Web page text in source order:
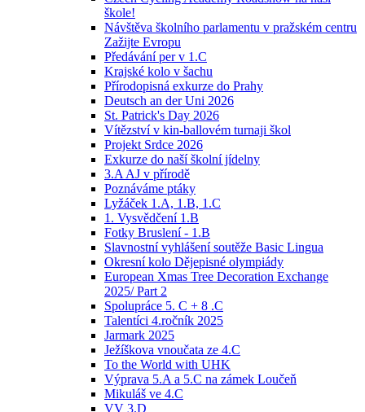
škole!
Návštěva školního parlamentu v pražském centru
Zažijte Evropu
Předávání per v 1.C
Krajské kolo v šachu
Přírodopisná exkurze do Prahy
Deutsch an der Uni 2026
St. Patrick's Day 2026
Vítězství v kin-ballovém turnaji škol
Projekt Srdce 2026
Exkurze do naší školní jídelny
3.A AJ v přírodě
Poznáváme ptáky
Lyžáček 1.A, 1.B, 1.C
1. Vysvědčení 1.B
Fotky Bruslení - 1.B
Slavnostní vyhlášení soutěže Basic Lingua
Okresní kolo Dějepisné olympiády
European Xmas Tree Decoration Exchange
2025/ Part 2
Spolupráce 5. C + 8 .C
Talentíci 4.ročník 2025
Jarmark 2025
Ježíškova vnoučata ze 4.C
To the World with UHK
Výprava 5.A a 5.C na zámek Loučeň
Mikuláš ve 4.C
VV 3.D